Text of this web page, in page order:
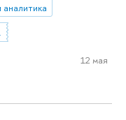
12 мая